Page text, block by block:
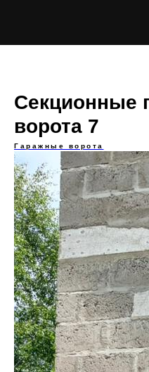
Секционные
ворота 7
Гаражные ворота